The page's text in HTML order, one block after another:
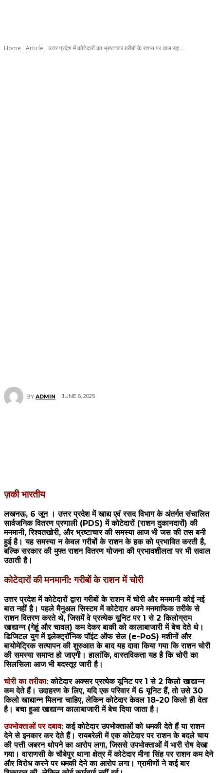
Home Article उत्तर प्रदेश में कोटेदारों का भ्रष्टाचार ग़रीबों के राशन पर डाल रहा...
BY ADMIN JUNE 6, 2025
ज़की भारतीय
लखनऊ, 6 जून । उत्तर प्रदेश में खाद्य एवं रसद विभाग के अंतर्गत संचालित
सार्वजनिक वितरण प्रणाली (PDS) में कोटेदारों (राशन दुकानदारों) की
मनमानी, रिश्वतखोरी, और भ्रष्टाचार की समस्या आज भी जस की तस बनी
हुई है। यह समस्या न केवल गरीबों के राशन के हक को प्रभावित करती है,
बल्कि सरकार की मुफ्त राशन वितरण योजना की प्रभावशीलता पर भी सवाल
उठाती है।
कोटेदारों की मनमानी: गरीबों के राशन में चोरी
उत्तर प्रदेश में कोटेदारों द्वारा गरीबों के राशन में चोरी और मनमानी कोई नई
बात नहीं है। पहले मैनुअल सिस्टम में कोटेदार अपने मनमाफिक तरीके से
राशन वितरण करते थे, जिसमें वे प्रत्येक यूनिट पर 1 से 2 किलोग्राम
खाद्यान्न (गेहूं और चावल) कम देकर बाकी को कालाबाजारी में बेच देते थे।
डिजिटल युग में इलेक्ट्रॉनिक पॉइंट ऑफ सेल (e-PoS) मशीनों और
बायोमेट्रिक सत्यापन की शुरुआत के बाद यह दावा किया गया कि राशन चोरी
की समस्या समाप्त हो जाएगी। हालांकि, वास्तविकता यह है कि चोरी का
सिलसिला आज भी बदस्तूर जारी है।
चोरी का तरीका: कोटेदार अक्सर प्रत्येक यूनिट पर 1 से 2 किलो खाद्यान्न
कम देते हैं। उदाहरण के लिए, यदि एक परिवार में 6 यूनिट हैं, तो उसे 30
किलो खाद्यान्न मिलना चाहिए, लेकिन कोटेदार केवल 18-20 किलो ही देता
है। बचा हुआ खाद्यान्न कालाबाजारी में बेच दिया जाता है।
उपभोक्ताओं पर दबाव: कई कोटेदार उपभोक्ताओं को धमकी देते हैं या राशन
देने से इनकार कर देते हैं।रायबरेली में एक कोटेदार पर राशन के बदले चाय
की पत्ती जबरन थोपने का आरोप लगा, जिससे उपभोक्ताओं में भारी रोष देखा
गया।वाराणसी के चौबेपुर थाना क्षेत्र में कोटेदार मीना सिंह पर राशन कम देने
और विरोध करने पर धमकी देने का आरोप लगा। ग्रामीणों ने कई बार